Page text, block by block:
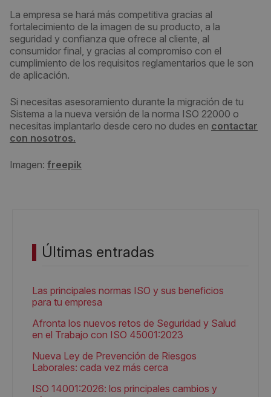
La empresa se hará más competitiva gracias al
fortalecimiento de la imagen de su producto, a la
seguridad y confianza que ofrece al cliente, al
consumidor final, y gracias al compromiso con el
cumplimiento de los requisitos reglamentarios que le son
de aplicación.
Si necesitas asesoramiento durante la migración de tu
Sistema a la nueva versión de la norma ISO 22000 o
necesitas implantarlo desde cero no dudes en contactar
con nosotros.
Imagen: freepik
Últimas entradas
Las principales normas ISO y sus beneficios
para tu empresa
Afronta los nuevos retos de Seguridad y Salud
en el Trabajo con ISO 45001:2023
Nueva Ley de Prevención de Riesgos
Laborales: cada vez más cerca
ISO 14001:2026: los principales cambios y